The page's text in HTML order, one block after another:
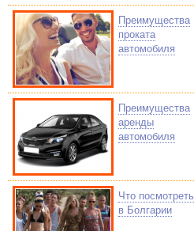
Преимущества
проката
автомобиля
Преимущества
аренды
автомобиля
Что посмотреть
в Болгарии